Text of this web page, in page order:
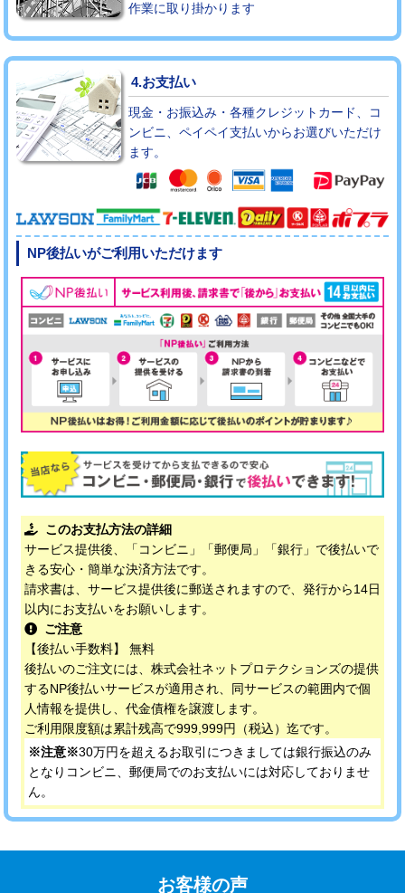
作業に取り掛かります
4.お支払い
現金・お振込み・各種クレジットカード、コ
ンビニ、ペイペイ支払いからお選びいただけ
ます。
NP後払いがご利用いただけます
このお支払方法の詳細
サービス提供後、「コンビニ」「郵便局」「銀行」で後払いで
きる安心・簡単な決済方法です。
請求書は、サービス提供後に郵送されますので、発行から14日
以内にお支払いをお願いします。
ご注意
【後払い手数料】 無料
後払いのご注文には、株式会社ネットプロテクションズの提供
するNP後払いサービスが適用され、同サービスの範囲内で個
人情報を提供し、代金債権を譲渡します。
ご利用限度額は累計残高で999,999円（税込）迄です。
※注意※30万円を超えるお取引につきましては銀行振込のみ
となりコンビニ、郵便局でのお支払いには対応しておりませ
ん。
お客様の声